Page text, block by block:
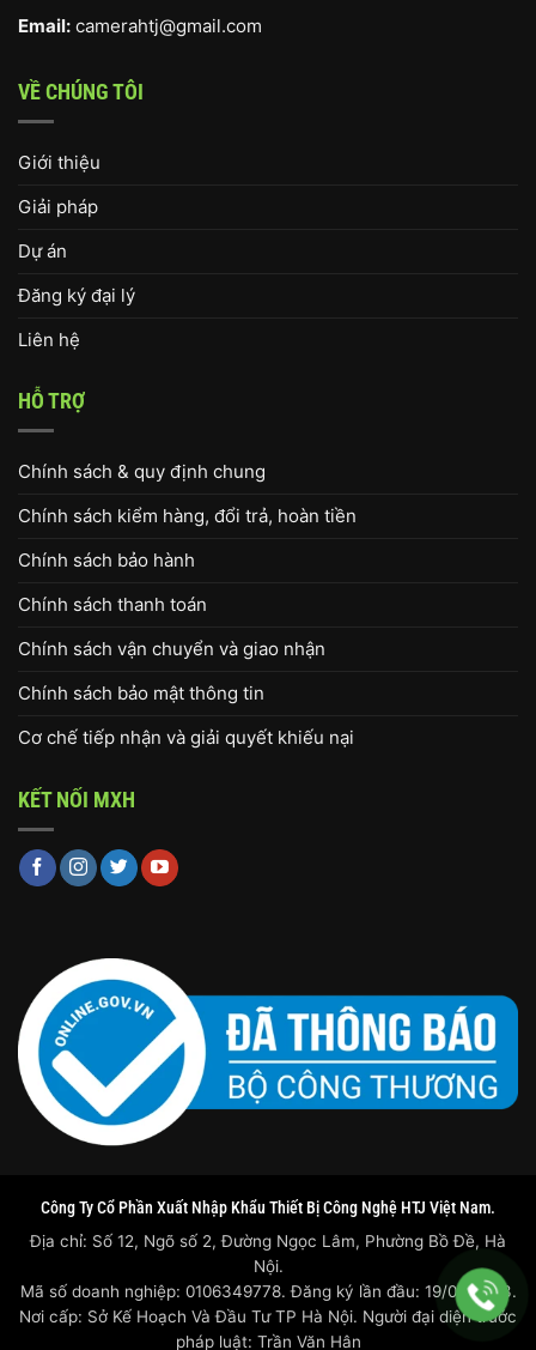
Email: camerahtj@gmail.com
VỀ CHÚNG TÔI
Giới thiệu
Giải pháp
Dự án
Đăng ký đại lý
Liên hệ
HỖ TRỢ
Chính sách & quy định chung
Chính sách kiểm hàng, đổi trả, hoàn tiền
Chính sách bảo hành
Chính sách thanh toán
Chính sách vận chuyển và giao nhận
Chính sách bảo mật thông tin
Cơ chế tiếp nhận và giải quyết khiếu nại
KẾT NỐI MXH
Công Ty Cổ Phần Xuất Nhập Khẩu Thiết Bị Công Nghệ HTJ Việt Nam.
Địa chỉ: Số 12, Ngõ số 2, Đường Ngọc Lâm, Phường Bồ Đề, Hà
Nội.
Mã số doanh nghiệp: 0106349778. Đăng ký lần đầu: 19/07/2023.
Nơi cấp: Sở Kế Hoạch Và Đầu Tư TP Hà Nội. Người đại diện trước
pháp luật: Trần Văn Hân